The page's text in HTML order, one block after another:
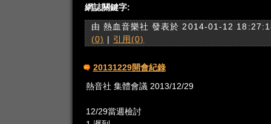
網誌關鍵字:
由 熱血音樂社 發表於 2014-01-12
(0) | 引用(0)
20131229開會紀錄
熱音社 集體會議 2013/12/29
12/29當週檢討